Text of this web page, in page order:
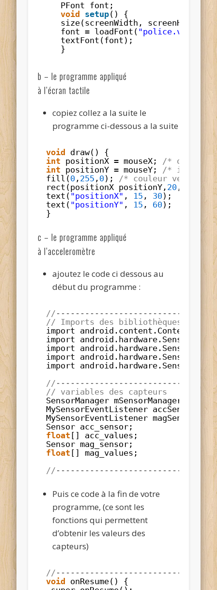
PFont font;
void
setup() {
size(screenWidth, screenHeight,
font = loadFont( "police.vlw"
textFont(font);
}
b – le programme appliqué
à l’écran tactile
copiez collez a la suite le
programme ci-dessous a la suite
void
draw() {
int positionX = mouseX; /* on
int positionY = mouseY; /* idem
fill(0 , 255 , 0); /* couleur verte
rect(positionX positionY, 20 ,
/
text( "positionX" , 15 , 30);
text( "positionY" , 15 , 60);
}
c – le programme appliqué
à l’acceleromètre
ajoutez le code ci dessous au
début du programme :
// Imports des bibliothèques pour
import android.content.Context;
import android.hardware.Sensor;
import
import
import
// variables des capteurs
SensorManager mSensorManager;
MySensorEventListener
MySensorEventListener
Sensor acc_sensor;
float [] acc_values;
Sensor mag_sensor;
float [] mag_values;
Puis ce code à la fin de votre
programme, (ce sont les
fonctions qui permettent
d’obtenir les valeurs des
capteurs)
void
onResume() {